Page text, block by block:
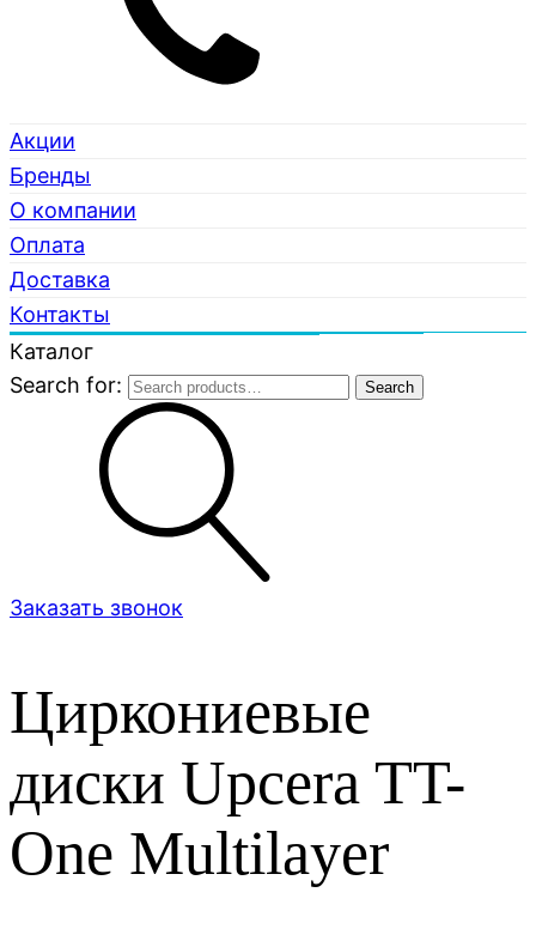
Акции
Бренды
О компании
Оплата
Доставка
Контакты
Каталог
Search for:
Search
Заказать звонок
Циркониевые
диски Upcera TT-
One Multilayer